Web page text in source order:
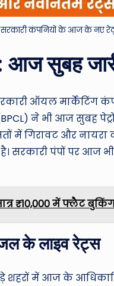
सरकारी कंपनियों के आज के नए
सुबह
ऑयल मार्केटिंग
(BPCL) ने भी आज सुबह
में गिरावट और
पंपों पर आज
₹10,000 में फ्लैट
के लाइव रेट्स
शहरों में आज के